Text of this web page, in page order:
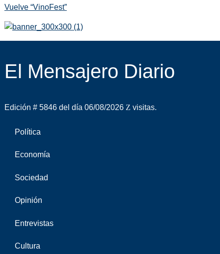
Vuelve “VinoFest”
El Mensajero Diario
Edición # 5846 del día 06/08/2026 visitas.
Política
Economía
Sociedad
Opinión
Entrevistas
Cultura